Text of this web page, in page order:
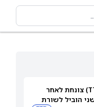
מניית טרייד דסק (TTD) צונחת לאחר
הוביל לשורת